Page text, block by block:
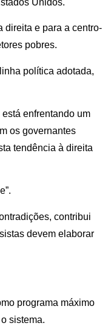
direita e para a centro-
pobres.
política adotada,
enfrentando um
os governantes
tendência à direita
contribui
devem elaborar
programa máximo
sistema.